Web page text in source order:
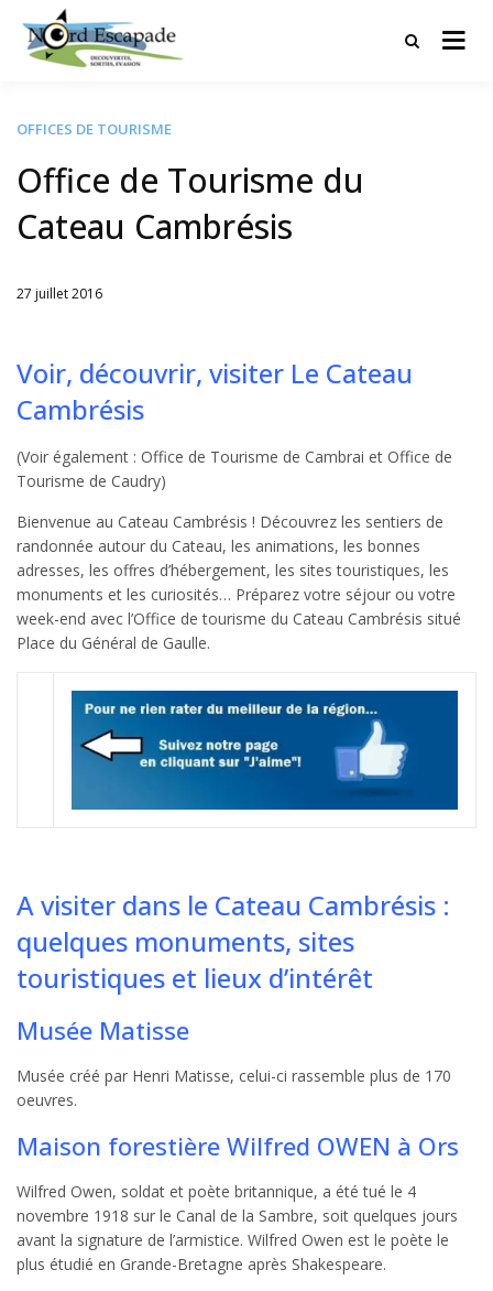
Tourisme et randonnées en Hauts
OFFICES DE TOURISME
Office de Tourisme du
Cateau Cambrésis
Written
27 juillet 2016
Voir, découvrir, visiter Le Cateau
Cambrésis
(Voir également : Office de Tourisme de Cambrai et Office de
Tourisme de Caudry)
Bienvenue au Cateau Cambrésis ! Découvrez les sentiers de
randonnée autour du Cateau, les animations, les bonnes
adresses, les offres d’hébergement, les sites touristiques, les
monuments et les curiosités… Préparez votre séjour ou votre
week-end avec l’Office de tourisme du Cateau Cambrésis situé
Place du Général de Gaulle.
A visiter dans le Cateau Cambrésis :
quelques monuments, sites
touristiques et lieux d’intérêt
Musée Matisse
Musée créé par Henri Matisse, celui-ci rassemble plus de 170
oeuvres.
Maison forestière Wilfred OWEN à Ors
Wilfred Owen, soldat et poète britannique, a été tué le 4
novembre 1918 sur le Canal de la Sambre, soit quelques jours
avant la signature de l’armistice. Wilfred Owen est le poète le
plus étudié en Grande-Bretagne après Shakespeare.